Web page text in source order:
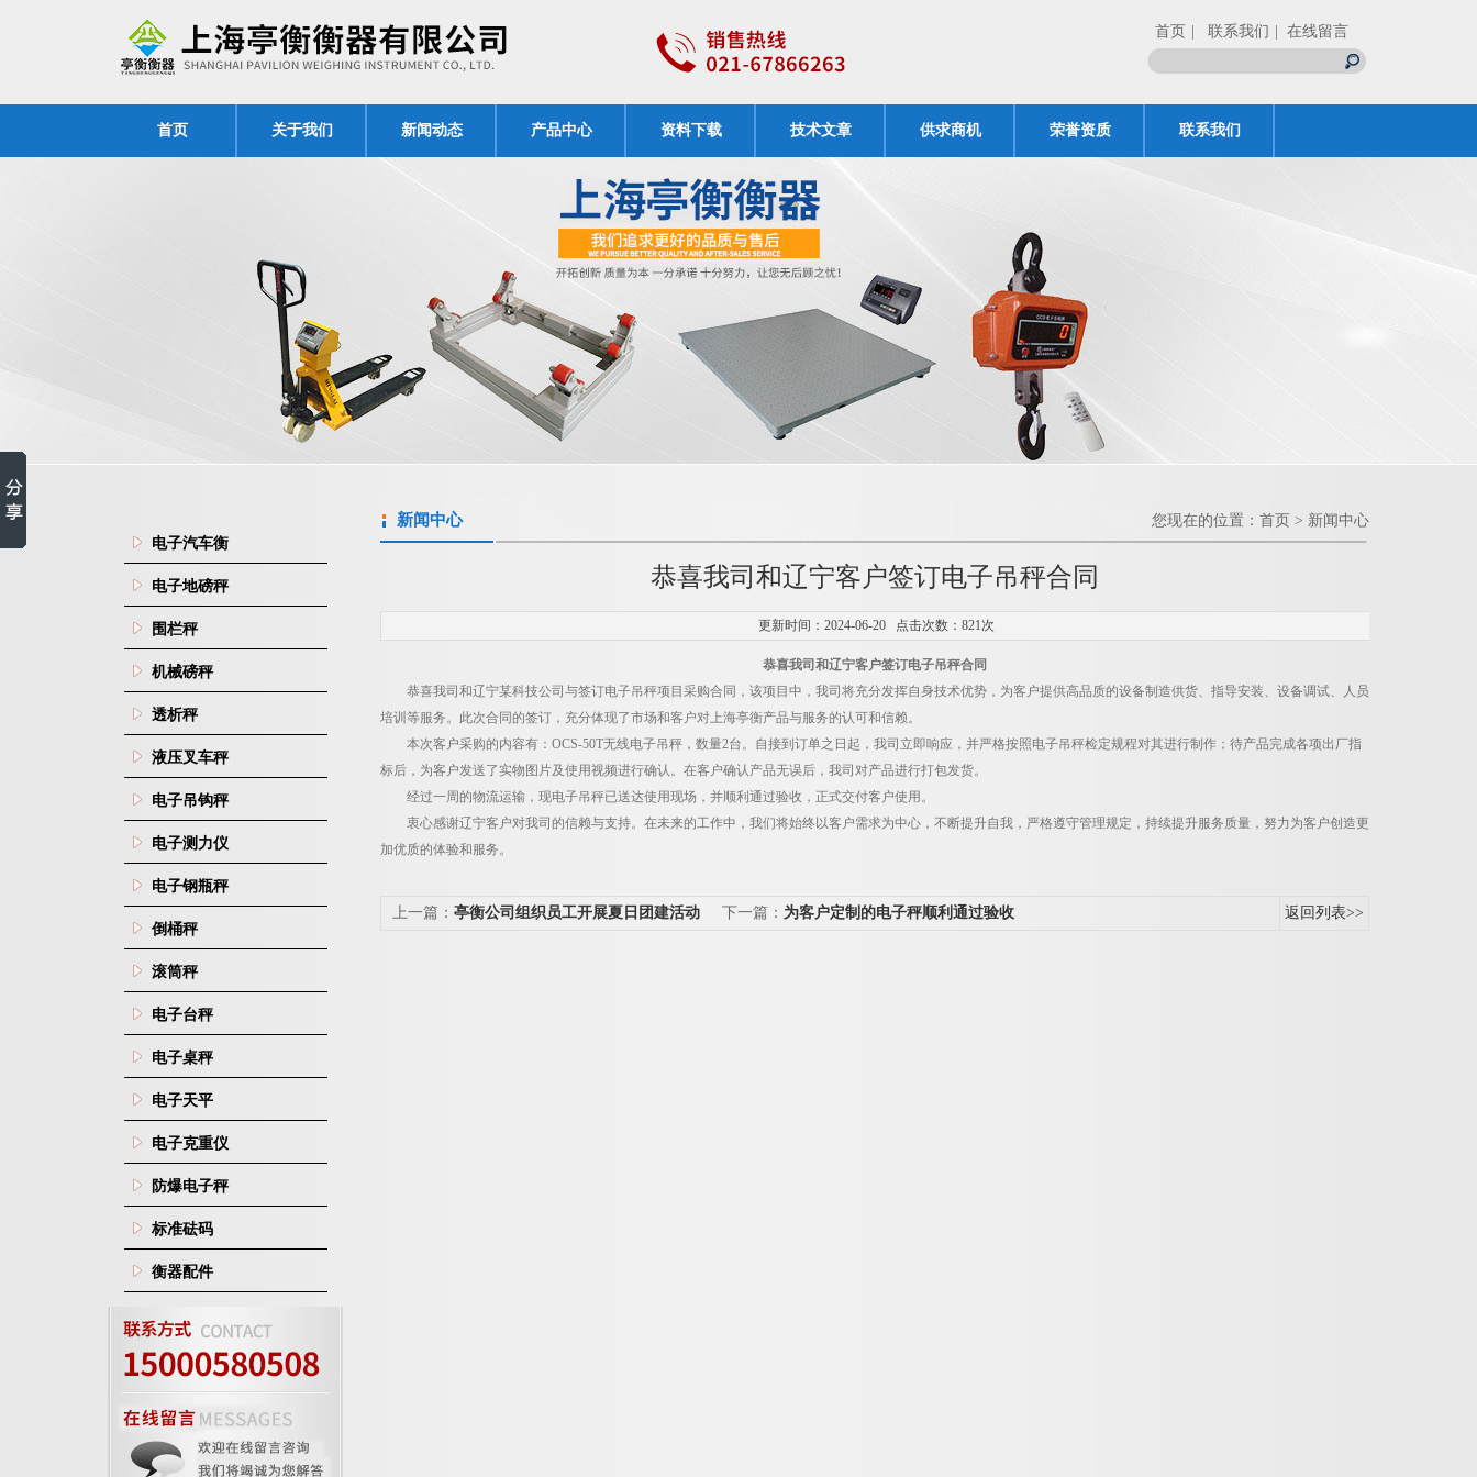
首页 | 联系我们 | 在线留言
首页 关于我们 新闻动态 产品中心 资料下载 技术文章 供求商机 荣誉资质 联系我们
电子汽车衡
电子地磅秤
围栏秤
机械磅秤
透析秤
液压叉车秤
电子吊钩秤
电子测力仪
电子钢瓶秤
倒桶秤
滚筒秤
电子台秤
电子桌秤
电子天平
电子克重仪
防爆电子秤
标准砝码
衡器配件
新闻中心 您现在的位置： 首页 > 新闻中心
恭喜我司和辽宁客户签订电子吊秤合同
更新时间：2024-06-20 点击次数：821次
恭喜我司和辽宁客户签订电子吊秤合同
恭喜我司和辽宁某科技公司与签订电子吊秤项目采购合同，该项目中，我司将充分发挥自身技术优势，为客户提供高品质的设备制造供货、指导安装、设备调试、人员
培训等服务。此次合同的签订，充分体现了市场和客户对上海亭衡产品与服务的认可和信赖。
本次客户采购的内容有：OCS-50T无线电子吊秤，数量2台。自接到订单之日起，我司立即响应，并严格按照电子吊秤检定规程对其进行制作；待产品完成各项出厂指
标后，为客户发送了实物图片及使用视频进行确认。在客户确认产品无误后，我司对产品进行打包发货。
经过一周的物流运输， 现电子吊秤已送达使用现场，并顺利通过验收，正式交付客户使用。
衷心感谢辽宁客户对我司的信赖与支持。在未来的工作中，我们将始终以客户需求为中心，不断提升自我，严格遵守管理规定，持续提升服务质量，努力为客户创造更
加优质的体验和服务。
上一篇： 亭衡公司组织员工开展夏日团建活动 下一篇： 为客户定制的电子秤顺利通过验收 返回列表>>